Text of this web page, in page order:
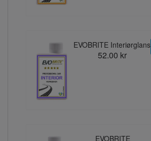
EVOBRITE Interiørglans
52.00 kr
EVOBRITE